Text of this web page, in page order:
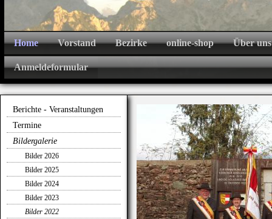
Home Vorstand Bezirke online-shop Über uns
Anmeldeformular
Berichte - Veranstaltungen
Termine
Bildergalerie
Bilder 2026
Bilder 2025
Bilder 2024
Bilder 2023
Bilder 2022